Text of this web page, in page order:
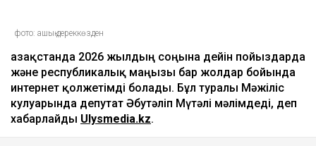
фото: ашық дереккөзден
Қазақстанда 2026 жылдың соңына дейін пойыздарда
және республикалық маңызы бар жолдар бойында
интернет қолжетімді болады. Бұл туралы Мәжіліс
кулуарында депутат Әбутәліп Мүтәлі мәлімдеді, деп
хабарлайды Ulysmedia.kz.